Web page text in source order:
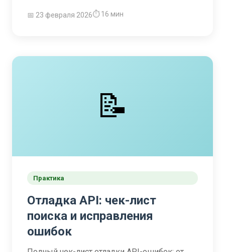
📅 23 февраля 2026⏱ 16 мин
📝
Практика
Отладка API: чек-лист
поиска и исправления
ошибок